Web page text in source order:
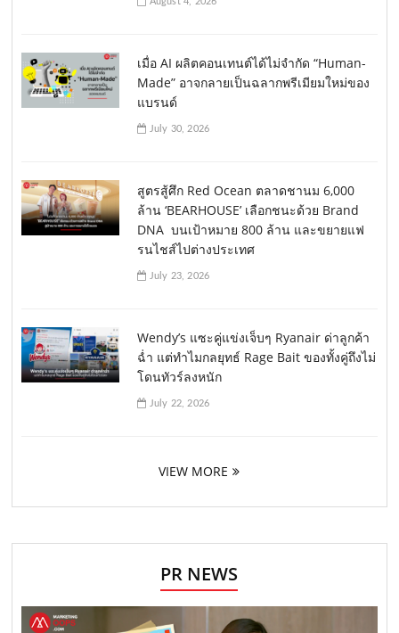
เมื่อ AI ผลิตคอนเทนต์ได้ไม่จำกัด “Human-
Made” อาจกลายเป็นฉลากพรีเมียมใหม่ของ
แบรนด์
July 30, 2026
สูตรสู้ศึก Red Ocean ตลาดชานม 6,000
ล้าน ‘BEARHOUSE’ เลือกชนะด้วย Brand
DNA บนเป้าหมาย 800 ล้าน และขยายแฟ
รนไชส์ไปต่างประเทศ
July 23, 2026
Wendy’s แซะคู่แข่งเจ็บๆ Ryanair ด่าลูกค้า
ฉ่ำ แต่ทำไมกลยุทธ์ Rage Bait ของทั้งคู่ถึงไม่
โดนทัวร์ลงหนัก
July 22, 2026
VIEW MORE
PR NEWS